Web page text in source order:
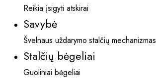
Reikia įsigyti atskirai
Savybė
Švelnaus uždarymo stalčių mechanizmas
Stalčių bėgeliai
Guoliniai bėgeliai